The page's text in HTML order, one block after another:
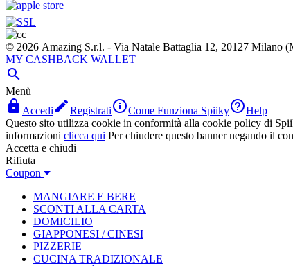
© 2026 Amazing S.r.l. - Via Natale Battaglia 12, 20127
MY CASHBACK WALLET

Menù
 Accedi RegistratiCome Funziona SpiikyHelp
Questo sito utilizza cookie in conformità alla cookie policy di
informazioni clicca qui Per chiudere questo banner negando il
Accetta e chiudi
Rifiuta
Coupon
MANGIARE E BERE
SCONTI ALLA CARTA
DOMICILIO
GIAPPONESI / CINESI
PIZZERIE
CUCINA TRADIZIONALE